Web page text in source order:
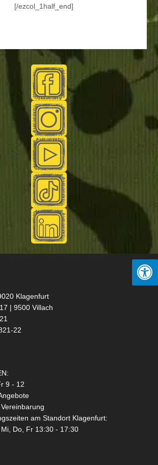
[/ezcol_1half_end]
Klagenfurt
| 9500 Villach
22
9 - 12
am Standort Klagenfurt:
Do, Fr 13:30 - 17:30